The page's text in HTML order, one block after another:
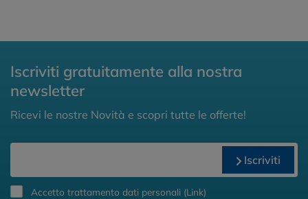
Iscriviti gratuitamente alla nostra
newsletter
Ricevi le nostre Novità e scopri tutte le offerte!
Iscriviti
Accetto trattamento dati personali (Link)